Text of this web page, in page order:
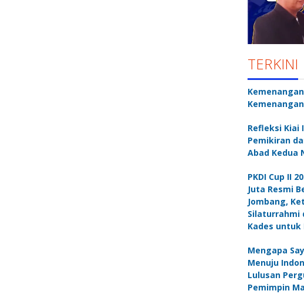
TERKINI
Refleksi Kiai
Pemikiran
Abad Kedua
PKDI Cup II
Juta Resmi
Jombang,
Silaturrahmi
Kades
Mengapa
Menuju
Lulusan
Pemimpin